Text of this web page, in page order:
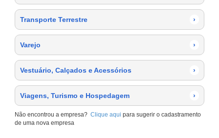
Transporte Terrestre ›
Varejo ›
Vestuário, Calçados e Acessórios ›
Viagens, Turismo e Hospedagem ›
Não encontrou a empresa? Clique aqui para sugerir o cadastramento
de uma nova empresa